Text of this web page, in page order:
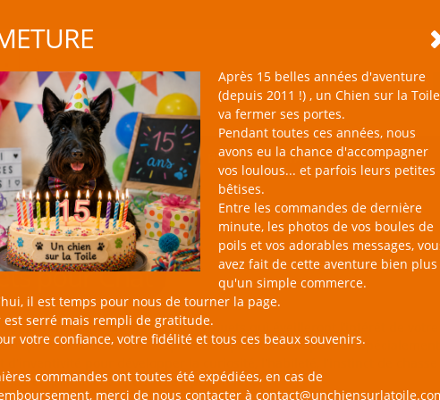
Après 15 belles années d'aventure
(depuis 2011 !) , un Chien sur la Toile
va fermer ses portes.
Pendant toutes ces années, nous
avons eu la chance d'accompagner
vos loulous... et parfois leurs petites
bêtises.
Entre les commandes de dernière
minute, les photos de vos boules de
poils et vos adorables messages,
avez fait de cette aventure bien plus
qu'un simple commerce.
il est temps pour nous de tourner la page.
est serré mais rempli de gratitude.
votre confiance, votre fidélité et tous ces beaux souvenirs.
commandes ont toutes été expédiées, en cas de
merci de nous contacter à
NAC NOUVEAUTÉS BLOG CONTACT
pour Chat
sur la Toile, c'est une sélection de jouets qui éveilleront l’intérêt de
l'équilibre dont il a besoin pour être pleinement épanoui.
d'inventivité pour développer la curiosité, l'habileté, l'instinct de
jeu en perspective pour votre petit félin !